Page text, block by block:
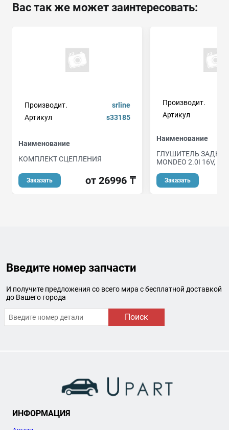
Вас так же может заинтересовать:
Производит.
srline
Артикул
s33185
Наименование
КОМПЛЕКТ СЦЕПЛЕНИЯ
Заказать от 26996 ₸
Производит.
Артикул
Наименование
ГЛУШИТЕЛЬ ЗАДНЯЯ
MONDEO 2.0I 16V,
Заказать
Введите номер запчасти
И получите предложения со всего мира с бесплатной доставкой
до Вашего города
Поиск
ИНФОРМАЦИЯ